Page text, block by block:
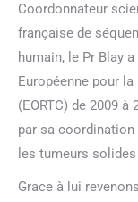
Coordonnateur
française de
humain, le Pr Blay
Européenne pour
(EORTC) de 2009
par sa coordination
les tumeurs
Grace à lui